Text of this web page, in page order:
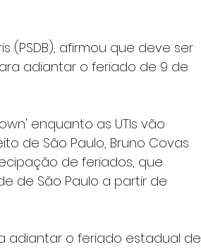
(PSDB), afirmou que deve ser
adiantar o feriado de 9 de
enquanto as UTIs vão
de São Paulo, Bruno Covas
de feriados, que
de São Paulo a partir de
adiantar o feriado estadual de